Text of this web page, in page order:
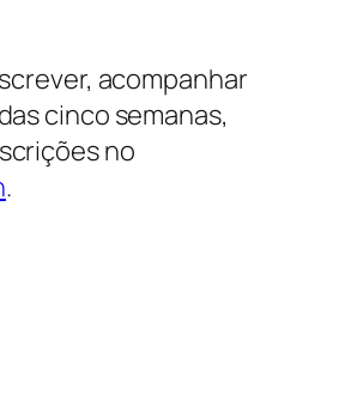
acompanhar
cinco semanas,
no
.